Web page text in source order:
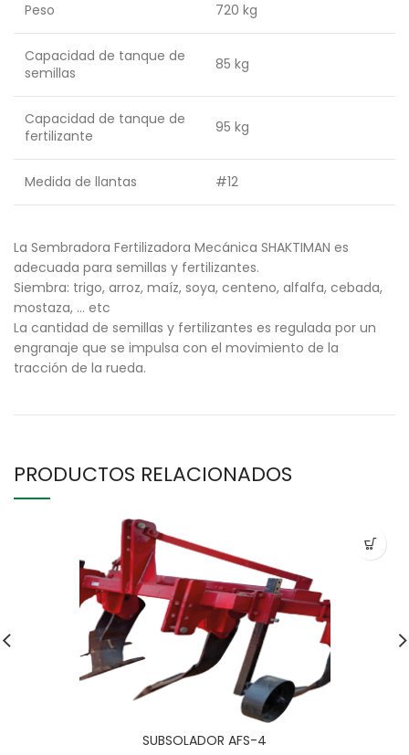
Peso 720 kg
Capacidad de tanque de
semillas
85 kg
Capacidad de tanque de
fertilizante
95 kg
Medida de llantas #12
La Sembradora Fertilizadora Mecánica SHAKTIMAN es
adecuada para semillas y fertilizantes.
Siembra: trigo, arroz, maíz, soya, centeno, alfalfa, cebada,
mostaza, … etc
La cantidad de semillas y fertilizantes es regulada por un
engranaje que se impulsa con el movimiento de la
tracción de la rueda.
PRODUCTOS RELACIONADOS
SUBSOLADOR AFS-4